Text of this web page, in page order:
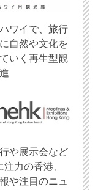
ワイで、旅行
自然や文化を
いく再生型観
や展示会など
注力の香港、
や注目のニュ